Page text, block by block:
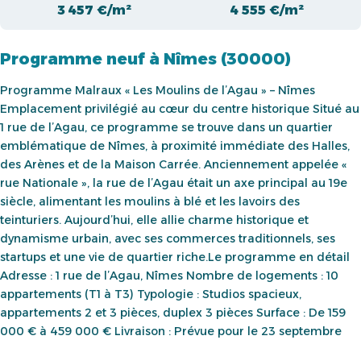
3 457 €/m² 4 555 €/m²
Programme neuf à Nîmes (30000)
Programme Malraux « Les Moulins de l’Agau » – Nîmes
Emplacement privilégié au cœur du centre historique Situé au
1 rue de l’Agau, ce programme se trouve dans un quartier
emblématique de Nîmes, à proximité immédiate des Halles,
des Arènes et de la Maison Carrée. Anciennement appelée «
rue Nationale », la rue de l’Agau était un axe principal au 19e
siècle, alimentant les moulins à blé et les lavoirs des
teinturiers. Aujourd’hui, elle allie charme historique et
dynamisme urbain, avec ses commerces traditionnels, ses
startups et une vie de quartier riche.Le programme en détail
Adresse : 1 rue de l’Agau, Nîmes Nombre de logements : 10
appartements (T1 à T3) Typologie : Studios spacieux,
appartements 2 et 3 pièces, duplex 3 pièces Surface : De 159
000 € à 459 000 € Livraison : Prévue pour le 23 septembre